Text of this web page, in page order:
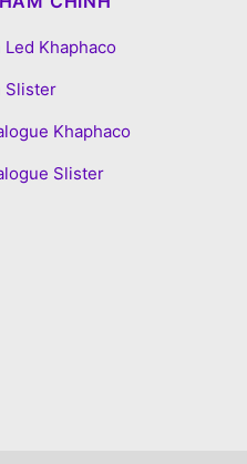
Khaphaco
Slister
Khaphaco
Slister